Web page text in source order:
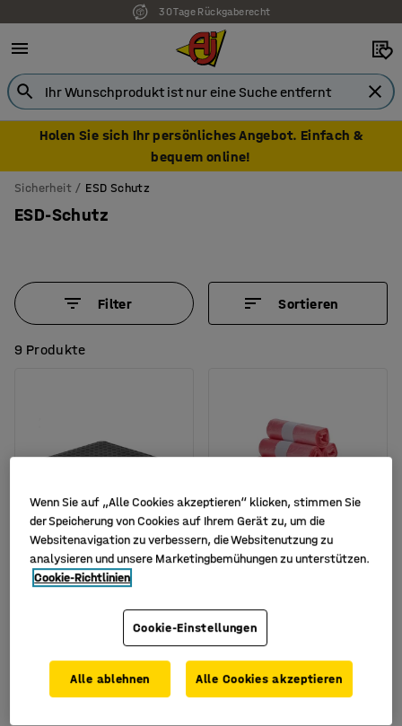
7 Jahre Garantie
Holen Sie sich Ihr persönliches Angebot. Einfach &
bequem online!
Sicherheit ESD Schutz
ESD-Schutz
Filter Sortieren
9 Produkte
Verfügbar in verschiedenen
Ausführungen
ESD Anti-
Ermüdungsmatte, 1000 x
700 mm, schwarz
125,- €
Exkl. USt.
KAUFEN
Rollen (100 Stück/Rolle),
20 L, rot
Art. Nr.:762002
209,- €
Exkl. USt.
KAUFEN
Wenn Sie auf „Alle Cookies akzeptieren“ klicken, stimmen Sie
der Speicherung von Cookies auf Ihrem Gerät zu, um die
Websitenavigation zu verbessern, die Websitenutzung zu
analysieren und unsere Marketingbemühungen zu unterstützen.
Cookie-Richtlinien
Cookie-Einstellungen
Alle ablehnen Alle Cookies akzeptieren